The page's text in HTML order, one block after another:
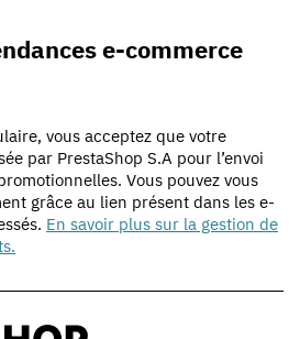
e-commerce
vous acceptez que votre
par PrestaShop S.A pour l’envoi
Vous pouvez vous
grâce au lien présent dans les e-
En savoir plus sur la gestion de